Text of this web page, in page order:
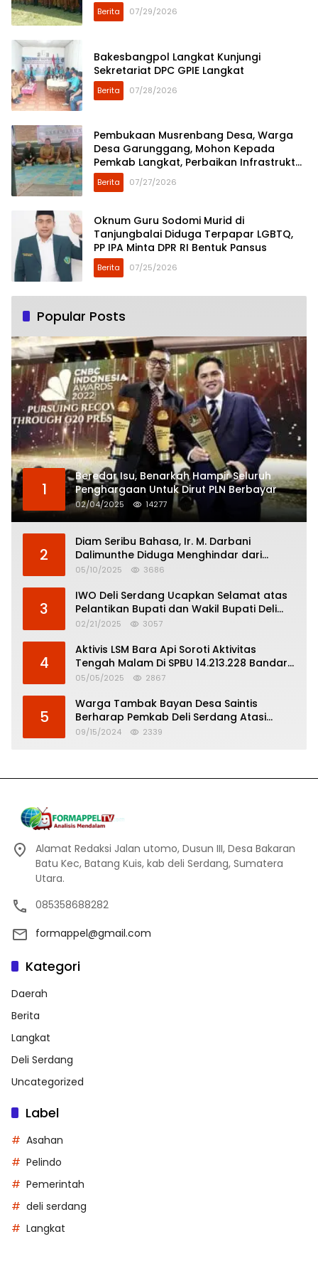
Berita 07/29/2026
Bakesbangpol Langkat Kunjungi
Sekretariat DPC GPIE Langkat
Berita 07/28/2026
Pembukaan Musrenbang Desa, Warga
Desa Garunggang, Mohon Kepada
Pemkab Langkat, Perbaikan Infrastruktur
di Dusun Mejuah-Juah
Berita 07/27/2026
Oknum Guru Sodomi Murid di
Tanjungbalai Diduga Terpapar LGBTQ,
PP IPA Minta DPR RI Bentuk Pansus
Berita 07/25/2026
Popular Posts
1
Beredar Isu, Benarkah Hampir Seluruh
Penghargaan Untuk Dirut PLN Berbayar
02/04/2025 14277
2
Diam Seribu Bahasa, Ir. M. Darbani
Dalimunthe Diduga Menghindar dari
Pertanggungjawaban Politik
05/10/2025 3686
3
IWO Deli Serdang Ucapkan Selamat atas
Pelantikan Bupati dan Wakil Bupati Deli
Serdang
02/21/2025 3057
4
Aktivis LSM Bara Api Soroti Aktivitas
Tengah Malam Di SPBU 14.213.228 Bandar
Tinggi
05/05/2025 2867
5
Warga Tambak Bayan Desa Saintis
Berharap Pemkab Deli Serdang Atasi
Banjir
09/15/2024 2339
Alamat Redaksi Jalan utomo, Dusun III, Desa Bakaran
Batu Kec, Batang Kuis, kab deli Serdang, Sumatera
Utara.
085358688282
formappel@gmail.com
Kategori
Daerah
Berita
Langkat
Deli Serdang
Uncategorized
Label
Asahan
Pelindo
Pemerintah
deli serdang
Langkat